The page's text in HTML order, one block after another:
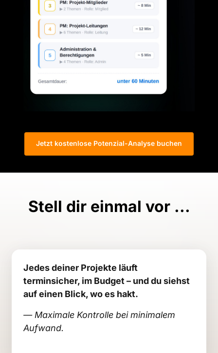
Jetzt kostenlose Potenzial-Analyse buchen
Stell dir einmal vor ...
Jedes deiner Projekte läuft
terminsicher, im Budget – und du siehst
auf einen Blick, wo es hakt.
— Maximale Kontrolle bei minimalem
Aufwand.